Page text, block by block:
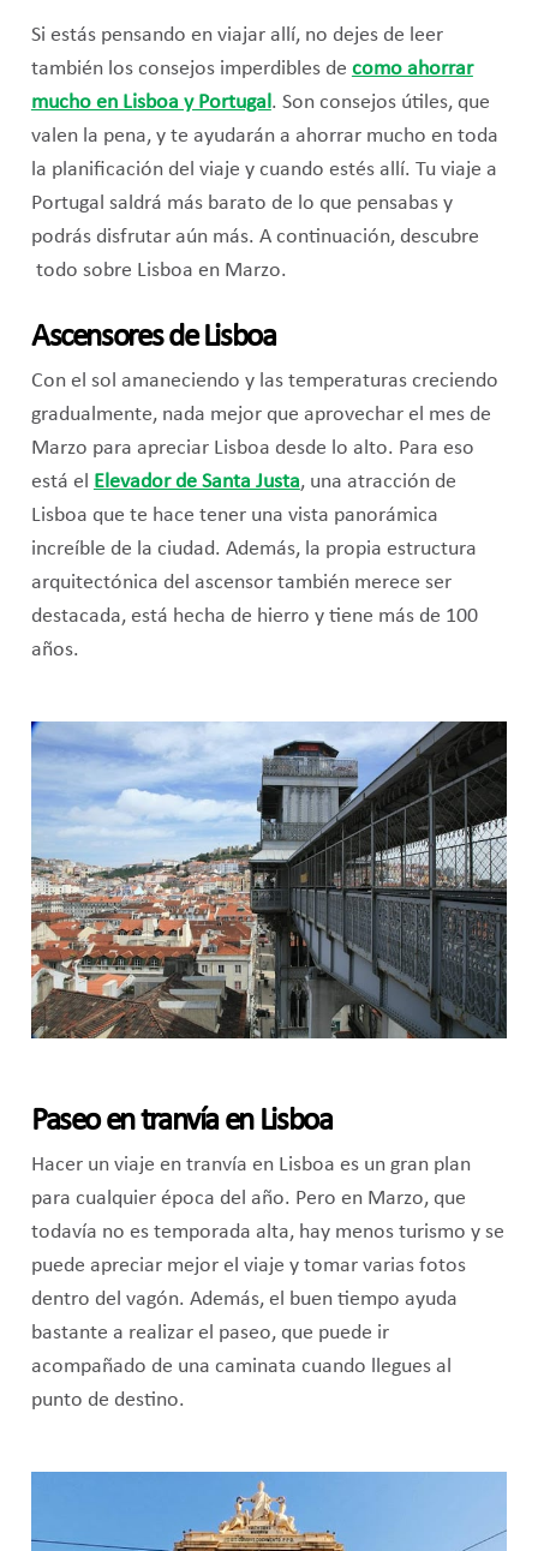
Si estás pensando en viajar allí, no dejes de leer
también los consejos imperdibles de como ahorrar
mucho en Lisboa y Portugal. Son consejos útiles, que
valen la pena, y te ayudarán a ahorrar mucho en toda
la planificación del viaje y cuando estés allí. Tu viaje a
Portugal saldrá más barato de lo que pensabas y
podrás disfrutar aún más. A continuación, descubre
todo sobre Lisboa en Marzo.
Ascensores de Lisboa
Con el sol amaneciendo y las temperaturas creciendo
gradualmente, nada mejor que aprovechar el mes de
Marzo para apreciar Lisboa desde lo alto. Para eso
está el Elevador de Santa Justa, una atracción de
Lisboa que te hace tener una vista panorámica
increíble de la ciudad. Además, la propia estructura
arquitectónica del ascensor también merece ser
destacada, está hecha de hierro y tiene más de 100
años.
Paseo en tranvía en Lisboa
Hacer un viaje en tranvía en Lisboa es un gran plan
para cualquier época del año. Pero en Marzo, que
todavía no es temporada alta, hay menos turismo y se
puede apreciar mejor el viaje y tomar varias fotos
dentro del vagón. Además, el buen tiempo ayuda
bastante a realizar el paseo, que puede ir
acompañado de una caminata cuando llegues al
punto de destino.